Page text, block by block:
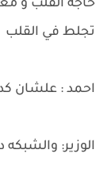
حاجه القلب و
تجلط في القلب
احمد : علشان
الوزير: